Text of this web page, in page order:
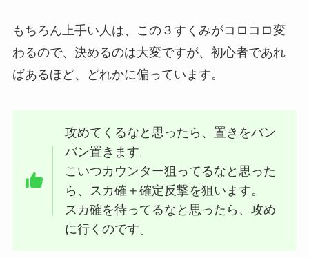
もちろん上手い人は、この３すくみがコロコロ変
わるので、決めるのは大変ですが、初心者であれ
ばあるほど、どれかに偏っています。
攻めてくるなと思ったら、置きをバン
バン置きます。
こいつカウンター狙ってるなと思った
ら、スカ確＋確定反撃を狙います。
スカ確を待ってるなと思ったら、攻め
に行くのです。